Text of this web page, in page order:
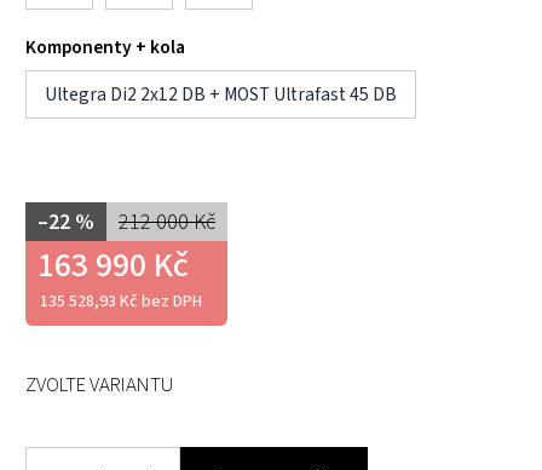
Komponenty + kola
Ultegra Di2 2x12 DB + MOST Ultrafast 45 DB
212 000 Kč
–22 %
163 990 Kč
135 528,93 Kč bez DPH
ZVOLTE VARIANTU